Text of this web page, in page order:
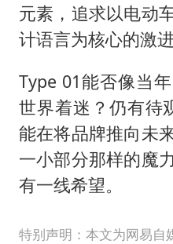
元素，追求以电动
计语言为核心的激
Type 01能否像当
世界着迷？仍有待
能在将品牌推向未
一小部分那样的魔
有一线希望。
特别声明：本文为网易自